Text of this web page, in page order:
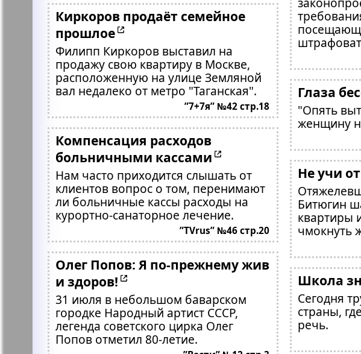
Киркоров продаёт семейное
прошлое
Филипп Киркоров выставил на
продажу свою квартиру в Москве,
расположенную на улице Земляной
вал недалеко от метро "Таганская".
”7+7я” №42 стр.18
Компенсация расходов
больничными кассами
Нам часто приходится слышать от
клиентов вопрос о том, перенимают
ли больничные кассы расходы на
курортно-санаторное лечение.
”TVrus” №46 стр.20
Олег Попов: Я по-прежнему жив
и здоров!
31 июля в небольшом баварском
городке Народный артист СССР,
легенда советского цирка Олег
Попов отметил 80-летие.
Глаза
"Опять
женщину
Не учи
Битюгин
квартиры
чмокнуть
Школа
Сегодня
страны,
речь.